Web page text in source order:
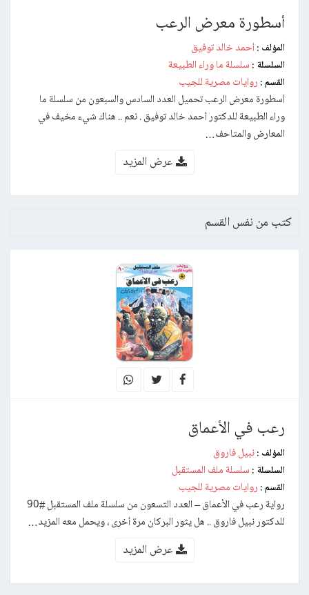
أسطورة معرض الرعب
المؤلف : أحمد خالد توفيق
السلسلة : سلسلة ما وراء الطبيعة
القسم : روايات مصرية للجيب
أسطورة معرض الرعب تحميل العدد السادس والسبعون من سلسلة ما
وراء الطبيعة للدكتور أحمد خالد توفيق . نعم .. هناك شيء مخيف في
المعارض والمتاحف…
عرض المزيد
كتب من نفس القسم
رعب في الأعماق
المؤلف : نبيل فاروق
السلسلة : سلسلة ملف المستقبل
القسم : روايات مصرية للجيب
رواية رعب في الأعماق – العدد التسعون من سلسلة ملف المستقبل #90
للدكتور نبيل فاروق .. هل يثور البركان مرة أخرى ، ويحمل معه المزيد…
عرض المزيد